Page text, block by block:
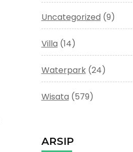
Uncategorized (9)
Villa (14)
Waterpark(24)
Wisata (579)
ARSIP